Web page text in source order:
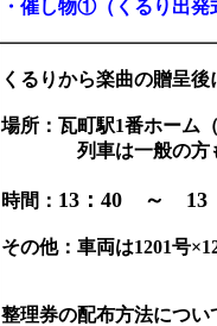
・催し物①（くるり出発
くるりから楽曲の贈呈
場所：瓦町駅1番ホーム
列車は一般の方も
時間： 13：40 ～ 13
その他：車両は1201号
整理券の配布方法につ